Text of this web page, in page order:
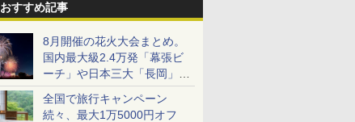
おすすめ記事
8月開催の花火大会まとめ。
国内最大級2.4万発「幕張ビ
ーチ」や日本三大「長岡」な
ど大型イベント目白押し！
全国で旅行キャンペーン
続々、最大1万5000円オフ